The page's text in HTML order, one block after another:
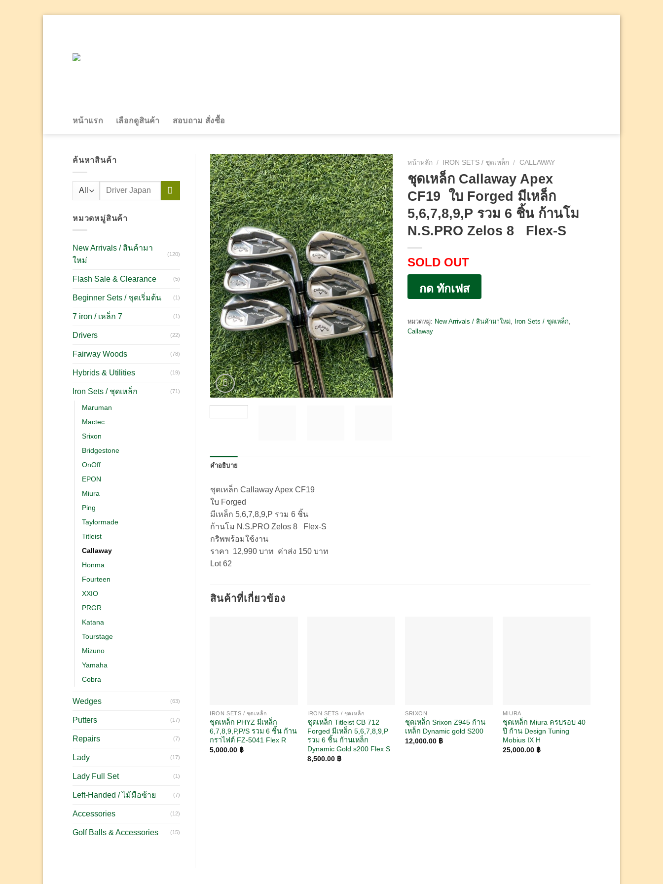
หน้าแรก เลือกดูสินค้า สอบถาม สั่งซื้อ
ค้นหาสินค้า
ค้นหา:
หมวดหมู่สินค้า
New Arrivals / สินค้ามา
ใหม่
(120)
Flash Sale & Clearance (5)
Beginner Sets / ชุดเริ่มต้น (1)
7 iron / เหล็ก 7 (1)
Drivers (22)
Fairway Woods (78)
Hybrids & Utilities (19)
Iron Sets / ชุดเหล็ก (71)
Maruman
Mactec
Srixon
Bridgestone
OnOff
EPON
Miura
Ping
Taylormade
Titleist
Callaway
Honma
Fourteen
XXIO
PRGR
Katana
Tourstage
Mizuno
Yamaha
Cobra
Wedges (63)
Putters (17)
Repairs (7)
Lady (17)
Lady Full Set (1)
Left-Handed / ไม้มือซ้าย (7)
Accessories (12)
Golf Balls & Accessories (15)
หน้าหลัก / IRON SETS / ชุดเหล็ก / CALLAWAY
ชุดเหล็ก Callaway Apex
CF19 ใบ Forged มีเหล็ก
5,6,7,8,9,P รวม 6 ชิ้น ก้านโม
N.S.PRO Zelos 8 Flex-S
SOLD OUT
กด ทักเฟส
หมวดหมู่: New Arrivals / สินค้ามาใหม่ Iron Sets / ชุดเหล็ก
Callaway
คำอธิบาย
ชุดเหล็ก Callaway Apex CF19
ใบ Forged
มีเหล็ก 5,6,7,8,9,P รวม 6 ชิ้น
ก้านโม N.S.PRO Zelos 8 Flex-S
กริพพร้อมใช้งาน
ราคา 12,990 บาท ค่าส่ง 150 บาท
Lot 62
สินค้าที่เกี่ยวข้อง
IRON SETS / ชุดเหล็ก
ชุดเหล็ก PHYZ มีเหล็ก
6,7,8,9,P,P/S รวม 6 ชิ้น ก้าน
กราไฟต์ FZ-5041 Flex R
5,000.00 ฿
IRON SETS / ชุดเหล็ก
ชุดเหล็ก Titleist CB 712
Forged มีเหล็ก 5,6,7,8,9,P
รวม 6 ชิ้น ก้านเหล็ก
Dynamic Gold s200 Flex S
8,500.00 ฿
SRIXON
ชุดเหล็ก Srixon Z945 ก้าน
เหล็ก Dynamic gold S200
12,000.00 ฿
MIURA
ชุดเหล็ก Miura ครบรอบ 40
ปี ก้าน Design Tuning
Mobius IX H
25,000.00 ฿